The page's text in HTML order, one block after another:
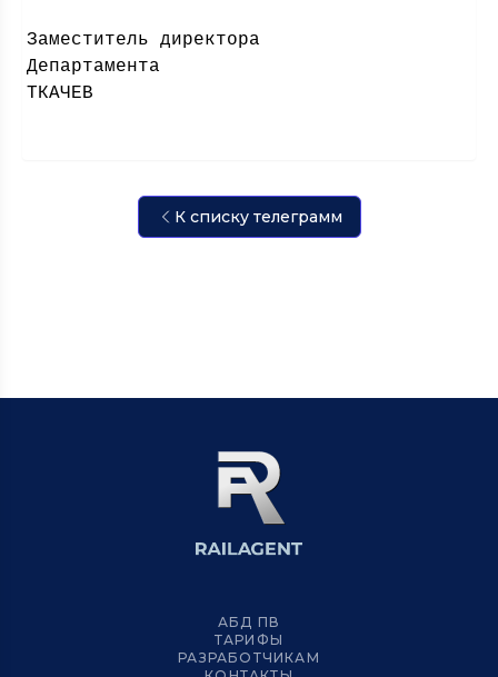
Заместитель директора
ТКАЧЕВ
К списку телеграмм
АБД ПВ
ТАРИФЫ
РАЗРАБОТЧИКАМ